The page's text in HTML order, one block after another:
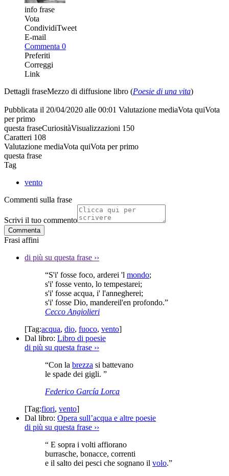
info frase
Vota
CondividiTweet
E-mail
Commenta 0
Preferiti
Correggi
Link
Dettagli fraseMezzo di diffusione libro (Poesie di una vita)
Pubblicata il 20/04/2020 alle 00:01 Valutazione mediaVota quiVota
per primo
questa fraseCuriositàVisualizzazioni 150
Caratteri 108
Valutazione mediaVota quiVota per primo
questa frase
Tag
vento
Commenti sulla frase
Scrivi il tuo commento
Commenta
Frasi affini
di più su questa frase ››
“S'i' fosse foco, arderei 'l mondo;
s'i' fosse vento, lo tempestarei;
s'i' fosse acqua, i' l'annegherei;
s'i' fosse Dio, mandereil'en profondo.”
Cecco Angiolieri
[Tag:acqua, dio, fuoco, vento]
Dal libro: Libro di poesie
di più su questa frase ››
“Con la brezza si battevano
le spade dei gigli. ”
Federico García Lorca
[Tag:fiori, vento]
Dal libro: Opera sull’acqua e altre poesie
di più su questa frase ››
“ E sopra i volti affiorano
burrasche, bonacce, correnti
e il salto dei pesci che sognano il volo.”